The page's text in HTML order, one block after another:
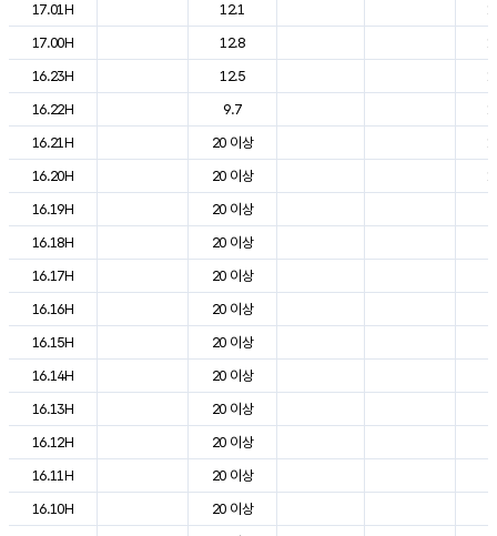
17.01H
12.1
17.00H
12.8
16.23H
12.5
16.22H
9.7
16.21H
20 이상
16.20H
20 이상
16.19H
20 이상
16.18H
20 이상
16.17H
20 이상
16.16H
20 이상
16.15H
20 이상
16.14H
20 이상
16.13H
20 이상
16.12H
20 이상
16.11H
20 이상
16.10H
20 이상